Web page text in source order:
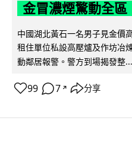
金冒濃煙驚動全區
中國湖北黃石一名男子見金價
租住單位私設高壓爐及作坊冶
動鄰居報警。警方到場揭發整...
99 7 ↗ 分享